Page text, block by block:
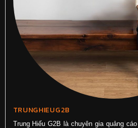
TRUNGHIEUG2B
Trung Hiếu G2B là chuyên gia quảng